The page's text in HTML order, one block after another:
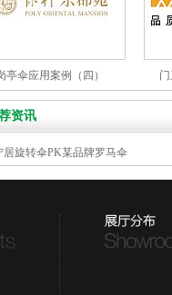
亭伞应用案例（四）
资讯
居旋转伞PK某品牌罗马伞